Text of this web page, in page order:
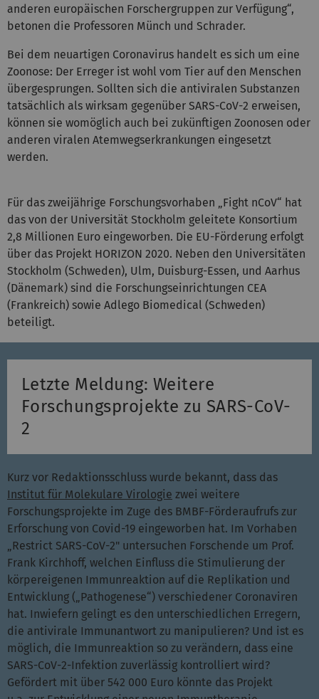
anderen europäischen Forschergruppen zur Verfügung“,
betonen die Professoren Münch und Schrader.
Bei dem neuartigen Coronavirus handelt es sich um eine
Zoonose: Der Erreger ist wohl vom Tier auf den Menschen
übergesprungen. Sollten sich die antiviralen Substanzen
tatsächlich als wirksam gegenüber SARS-CoV-2 erweisen,
können sie womöglich auch bei zukünftigen Zoonosen oder
anderen viralen Atemwegserkrankungen eingesetzt
werden.
Für das zweijährige Forschungsvorhaben „Fight nCoV“ hat
das von der Universität Stockholm geleitete Konsortium
2,8 Millionen Euro eingeworben. Die EU-Förderung erfolgt
über das Projekt HORIZON 2020. Neben den Universitäten
Stockholm (Schweden), Ulm, Duisburg-Essen, und Aarhus
(Dänemark) sind die Forschungseinrichtungen CEA
(Frankreich) sowie Adlego Biomedical (Schweden)
beteiligt.
Letzte Meldung: Weitere
Forschungsprojekte zu SARS-CoV-
2
Kurz vor Redaktionsschluss wurde bekannt, dass das
Institut für Molekulare Virologie zwei weitere
Forschungsprojekte im Zuge des BMBF-Förderaufrufs zur
Erforschung von Covid-19 eingeworben hat. Im Vorhaben
„Restrict SARS-CoV-2" untersuchen Forschende um Prof.
Frank Kirchhoff, welchen Einfluss die Stimulierung der
körpereigenen Immunreaktion auf die Replikation und
Entwicklung („Pathogenese“) verschiedener Coronaviren
hat. Inwiefern gelingt es den unterschiedlichen Erregern,
die antivirale Immunantwort zu manipulieren? Und ist es
möglich, die Immunreaktion so zu verändern, dass eine
SARS-CoV-2-Infektion zuverlässig kontrolliert wird?
Gefördert mit über 542 000 Euro könnte das Projekt